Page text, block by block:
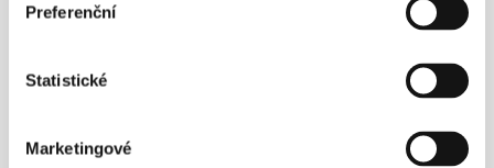
Preferenční
Statistické
Marketingové